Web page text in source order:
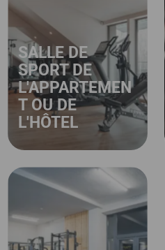
SALLE DE
SPORT DE
L'APPARTEMEN
T OU DE
L'HÔTEL